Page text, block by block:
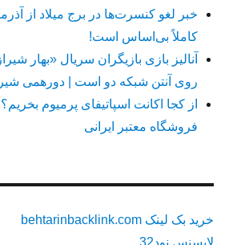
خبر لغو کنسرت‌ها در برج میلاد از
کاملاً بی‌اساس است!
آنالیز بازی بازیگران سریال «بهار
روی آنتن شبکه دو است | دورهمی
فروشگاه معتبر ایرانی
خرید بک لینک behtarinbacklink.com